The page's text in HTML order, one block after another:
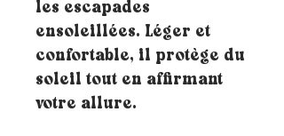
les escapades
ensoleillées. Léger et
confortable, il protège du
soleil tout en affirmant
votre allure.